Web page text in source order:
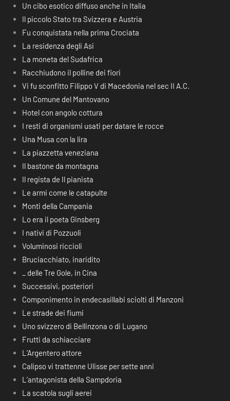
Un cibo esotico diffuso anche in Italia
Il piccolo Stato tra Svizzera e Austria
Fu conquistata nella prima Crociata
La residenza degli Asi
La moneta del Sudafrica
Racchiudono il polline dei fiori
Vi fu sconfitto Filippo V di Macedonia nel sec II A.C.
Un Comune del Mantovano
Hotel con angolo cottura
I resti di organismi usati per datare le rocce
Una Musa con la lira
La piazzetta veneziana
Il bastone da montagna
Il regista de Il pianista
Le armi come le catapulte
Monti della Campania
Lo era il poeta Ginsberg
I nativi di Pozzuoli
Voluminosi riccioli
Bruciacchiato, inaridito
_ delle Tre Gole, in Cina
Successivi, posteriori
Componimento in endecasillabi sciolti di Manzoni
Le strade dei fiumi
Uno svizzero di Bellinzona o di Lugano
Frutti da schiacciare
L’Argentero attore
Calipso vi trattenne Ulisse per sette anni
L’antagonista della Sampdoria
La scatola sugli aerei